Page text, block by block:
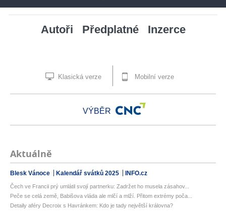
Autoři Předplatné Inzerce
Klasická verze Mobilní verze
VÝBĚR
Aktuálně
Blesk Vánoce Kalendář svátků 2025 INFO.cz
Čech ve Francii prý umlátil svojí partnerku: Zadržet ho musela zásahov...
Peče se celá země, Babišova vláda ale mlčí a mlží. Přitom extrémy poča...
Detaily aféry Decroix s Havránkem: Kdo je tady největší královna?